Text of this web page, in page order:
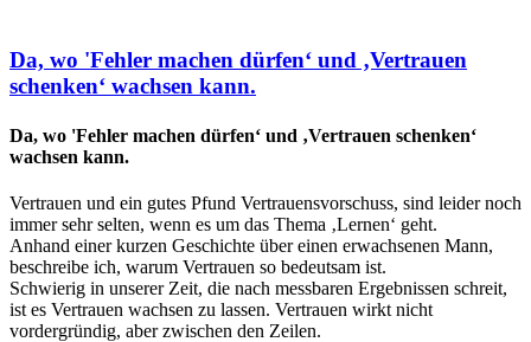
Da, wo 'Fehler machen dürfen‘ und ‚Vertrauen
schenken‘ wachsen kann.
Da, wo 'Fehler machen dürfen‘ und ‚Vertrauen schenken‘
wachsen kann.
Vertrauen und ein gutes Pfund Vertrauensvorschuss, sind leider noch
immer sehr selten, wenn es um das Thema ‚Lernen‘ geht.
Anhand einer kurzen Geschichte über einen erwachsenen Mann,
beschreibe ich, warum Vertrauen so bedeutsam ist.
Schwierig in unserer Zeit, die nach messbaren Ergebnissen schreit,
ist es Vertrauen wachsen zu lassen. Vertrauen wirkt nicht
vordergründig, aber zwischen den Zeilen.